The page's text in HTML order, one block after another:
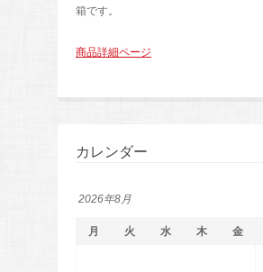
箱です。
商品詳細ページ
カレンダー
2026年8月
月 火 水 木 金